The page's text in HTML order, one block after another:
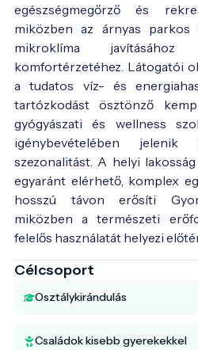
egészségmegőrző és
miközben az árnyas parkos
mikroklíma
komfortérzetéhez. Látogatói
a tudatos víz- és
tartózkodást ösztönző
gyógyászati és wellness
igénybevételében
szezonalitást. A helyi
egyaránt elérhető, komplex
hosszú távon erősíti
miközben a természeti
felelős használatát helyezi
Célcsoport
Osztálykirándulás
Családok kisebb gyerekekkel